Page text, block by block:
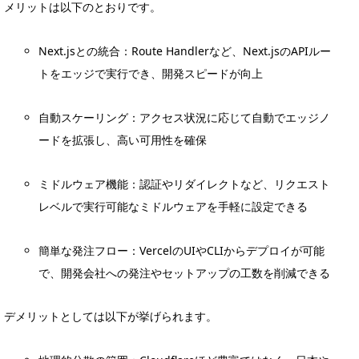
メリットは以下のとおりです。
Next.jsとの統合：Route Handlerなど、Next.jsのAPIルー
トをエッジで実行でき、開発スピードが向上
自動スケーリング：アクセス状況に応じて自動でエッジノ
ードを拡張し、高い可用性を確保
ミドルウェア機能：認証やリダイレクトなど、リクエスト
レベルで実行可能なミドルウェアを手軽に設定できる
簡単な発注フロー：VercelのUIやCLIからデプロイが可能
で、開発会社への発注やセットアップの工数を削減できる
デメリットとしては以下が挙げられます。